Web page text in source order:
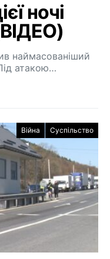
ночі
наймасованіший
атакою…
Війна Суспільство